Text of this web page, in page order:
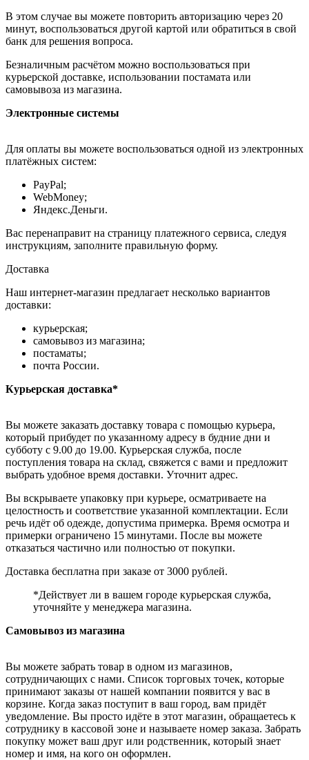
В этом случае вы можете повторить авторизацию через 20
минут, воспользоваться другой картой или обратиться в свой
банк для решения вопроса.
Безналичным расчётом можно воспользоваться при
курьерской доставке, использовании постамата или
самовывоза из магазина.
Электронные системы
Для оплаты вы можете воспользоваться одной из электронных
платёжных систем:
PayPal;
WebMoney;
Яндекс.Деньги.
Вас перенаправит на страницу платежного сервиса, следуя
инструкциям, заполните правильную форму.
Доставка
Наш интернет-магазин предлагает несколько вариантов
доставки:
курьерская;
самовывоз из магазина;
постаматы;
почта России.
Курьерская доставка*
Вы можете заказать доставку товара с помощью курьера,
который прибудет по указанному адресу в будние дни и
субботу с 9.00 до 19.00. Курьерская служба, после
поступления товара на склад, свяжется с вами и предложит
выбрать удобное время доставки. Уточнит адрес.
Вы вскрываете упаковку при курьере, осматриваете на
целостность и соответствие указанной комплектации. Если
речь идёт об одежде, допустима примерка. Время осмотра и
примерки ограничено 15 минутами. После вы можете
отказаться частично или полностью от покупки.
Доставка бесплатна при заказе от 3000 рублей.
*Действует ли в вашем городе курьерская служба,
уточняйте у менеджера магазина.
Самовывоз из магазина
Вы можете забрать товар в одном из магазинов,
сотрудничающих с нами. Список торговых точек, которые
принимают заказы от нашей компании появится у вас в
корзине. Когда заказ поступит в ваш город, вам придёт
уведомление. Вы просто идёте в этот магазин, обращаетесь к
сотруднику в кассовой зоне и называете номер заказа. Забрать
покупку может ваш друг или родственник, который знает
номер и имя, на кого он оформлен.